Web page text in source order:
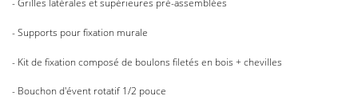
- Grilles latérales et supérieures pré-assemblées
- Supports pour fixation murale
- Kit de fixation composé de boulons filetés en bois + chevilles
- Bouchon d'évent rotatif 1/2 pouce